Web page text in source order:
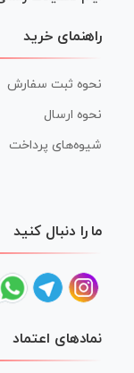
راهنمای خرید
نحوه ثبت سفارش
نحوه ارسال
شیوه‌های پرداخت
ما را دنبال کنید
نمادهای اعتماد